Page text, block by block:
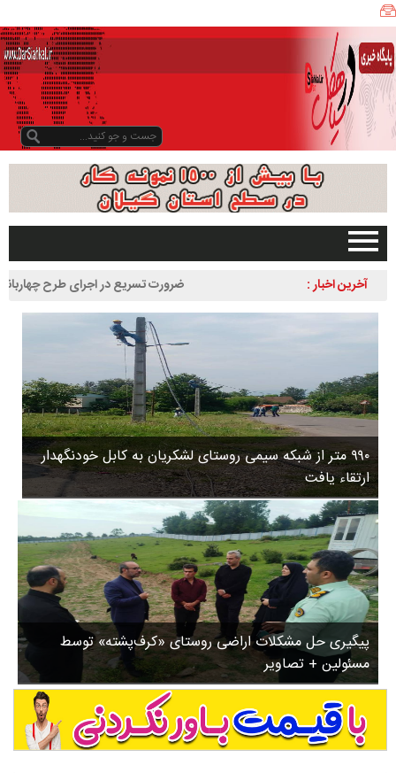
صفحه اصلی
دیلمان
روستاها
ورزشی
سیاسی
چندرسانه ای
مسیر گردشگری دیلمان
درباره ما
آخرین اخبار :
ضرورت تسریع در اجرای طرح چهاربانده
لاهیجان به سیاهکل
۹۹۰ متر از شبکه سیمی روستای لشکریان به کابل خودنگهدار
ارتقاء یافت
پیگیری حل مشکلات اراضی روستای «کرف‌پشته» توسط
مسئولین + تصاویر
ا
ه
ک
ل
ز
و
د
و
د
س
۱
۳
۵
۸
ب
ا
ز
ن
ش
س
ت
ش
د
.